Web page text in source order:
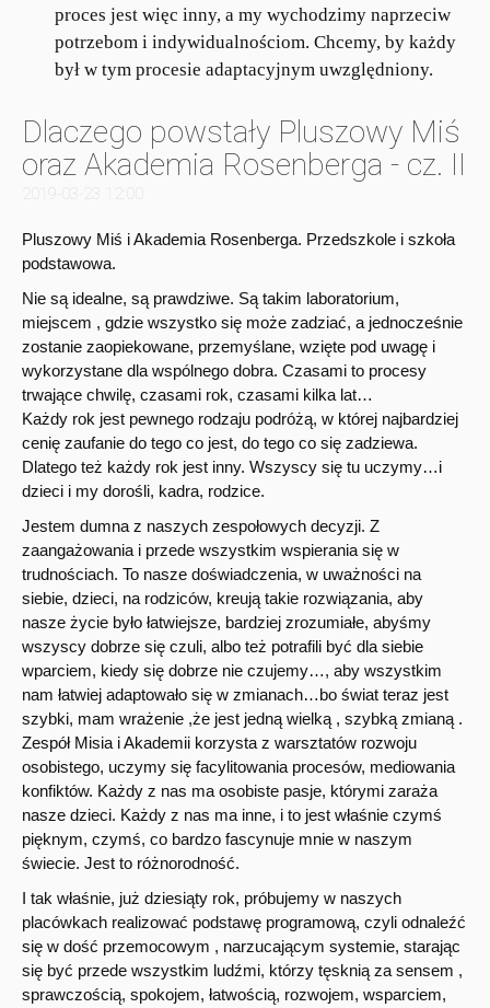
proces jest więc inny, a my wychodzimy naprzeciw
potrzebom i indywidualnościom. Chcemy, by każdy
był w tym procesie adaptacyjnym uwzględniony.
Dlaczego powstały Pluszowy Miś
oraz Akademia Rosenberga - cz. II
2019-03-23 12:00
Pluszowy Miś i Akademia Rosenberga. Przedszkole i szkoła
podstawowa.
Nie są idealne, są prawdziwe. Są takim laboratorium,
miejscem , gdzie wszystko się może zadziać, a jednocześnie
zostanie zaopiekowane, przemyślane, wzięte pod uwagę i
wykorzystane dla wspólnego dobra. Czasami to procesy
trwające chwilę, czasami rok, czasami kilka lat…
Każdy rok jest pewnego rodzaju podróżą, w której najbardziej
cenię zaufanie do tego co jest, do tego co się zadziewa.
Dlatego też każdy rok jest inny. Wszyscy się tu uczymy…i
dzieci i my dorośli, kadra, rodzice.
Jestem dumna z naszych zespołowych decyzji. Z
zaangażowania i przede wszystkim wspierania się w
trudnościach. To nasze doświadczenia, w uważności na
siebie, dzieci, na rodziców, kreują takie rozwiązania, aby
nasze życie było łatwiejsze, bardziej zrozumiałe, abyśmy
wszyscy dobrze się czuli, albo też potrafili być dla siebie
wparciem, kiedy się dobrze nie czujemy…, aby wszystkim
nam łatwiej adaptowało się w zmianach…bo świat teraz jest
szybki, mam wrażenie ,że jest jedną wielką , szybką zmianą .
Zespół Misia i Akademii korzysta z warsztatów rozwoju
osobistego, uczymy się facylitowania procesów, mediowania
konfiktów. Każdy z nas ma osobiste pasje, którymi zaraża
nasze dzieci. Każdy z nas ma inne, i to jest właśnie czymś
pięknym, czymś, co bardzo fascynuje mnie w naszym
świecie. Jest to różnorodność.
I tak właśnie, już dziesiąty rok, próbujemy w naszych
placówkach realizować podstawę programową, czyli odnaleźć
się w dość przemocowym , narzucającym systemie, starając
się być przede wszystkim ludźmi, którzy tęsknią za sensem ,
sprawczością, spokojem, łatwością, rozwojem, wsparciem,